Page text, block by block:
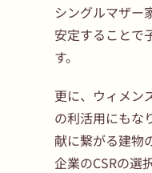
シングルマザー
安定することで
す。
更に、ウィメン
の利活用にもな
献に繋がる建物
企業のCSRの選